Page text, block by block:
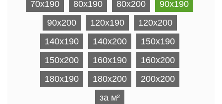
70x190 80x190 80x200
90x190
90x200
120x190
120x200
140x190
140x200
150x190
150x200
160x190
160x200
180x190
180x200
200х200
за м²